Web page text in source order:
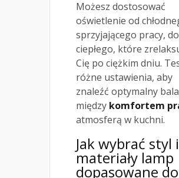
Możesz dostosować
oświetlenie od
sprzyjającego pracy, do
ciepłego, które
Cię po ciężkim dniu.
różne ustawienia, aby
znaleźć optymalny
między komfortem
atmosferą w kuchni.
Jak wybrać styl i
materiały lamp
dopasowane do